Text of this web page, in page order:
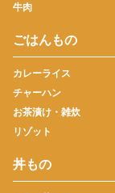
牛肉
ごはんもの
カレーライス
チャーハン
お茶漬け・雑炊
リゾット
丼もの